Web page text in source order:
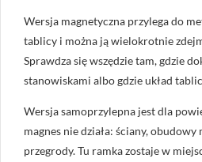
Wersja magnetyczna przylega do
tablicy i można ją wielokrotnie
Sprawdza się wszędzie tam, gdzie
stanowiskami albo gdzie układ
Wersja samoprzylepna jest dla
magnes nie działa: ściany, obudowy
przegrody. Tu ramka zostaje w